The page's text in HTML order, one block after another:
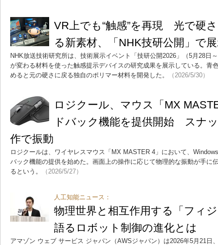
VR上でも“触感”を再現 光で硬
る新素材、「NHK技研公開」で
NHK放送技術研究所は、技術展示イベント「技研公開2026」（5月28日
が変わる材料を使った触感提示デバイスの研究成果を展示している。青
めると元の硬さに戻る独自のポリマー材料を開発した。
（2026/5/30）
ロジクール、マウス「MX
ドバック機能を提供開始 スナ
作で振動
ロジクールは、ワイヤレスマウス「MX MASTER 4」において、
バック機能の提供を始めた。画面上の操作に応じて物理的な振動が手に
るという。
（2026/5/27）
人工知能ニュース：
物理世界と相互作用する「フィ
語るロボット制御の進化とは
アマゾン ウェブ サービス ジャパン（AWSジャパン）は2026年5月21日